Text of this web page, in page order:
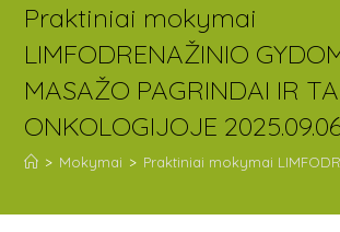
Praktiniai mokymai
LIMFODRENAŽINIO
MASAŽO PAGRINDAI IR
ONKOLOGIJOJE
> Mokymai > Praktiniai mokymai